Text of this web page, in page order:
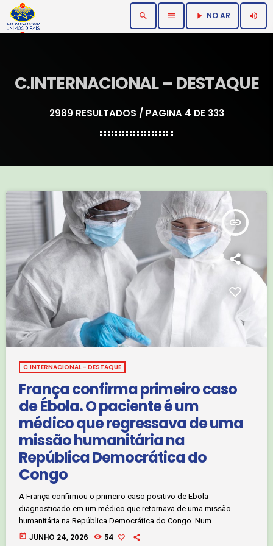
search menu play_arrow NO AR volume_up
C.INTERNACIONAL – DESTAQUE
2989 RESULTADOS / PAGINA 4 DE 333
insert_link
C.INTERNACIONAL - DESTAQUE
França confirma primeiro caso
de Ébola. O paciente é um
médico que regressava de uma
missão humanitária na
República Democrática do
Congo
A França confirmou o primeiro caso positivo de Ebola
diagnosticado em um médico que retornava de uma missão
humanitária na República Democrática do Congo. Num
comunicado divulgado, esta quarta-feira, o Ministério da Saúde
today JUNHO 24, 2026 54